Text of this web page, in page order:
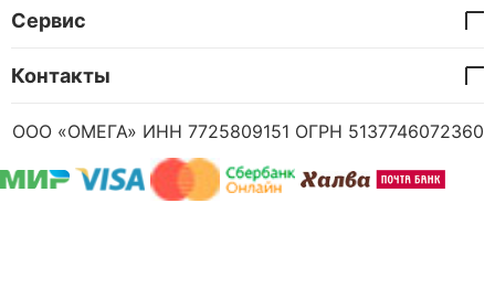
Сервис
Контакты
ООО «ОМЕГА» ИНН 7725809151 ОГРН 5137746072360